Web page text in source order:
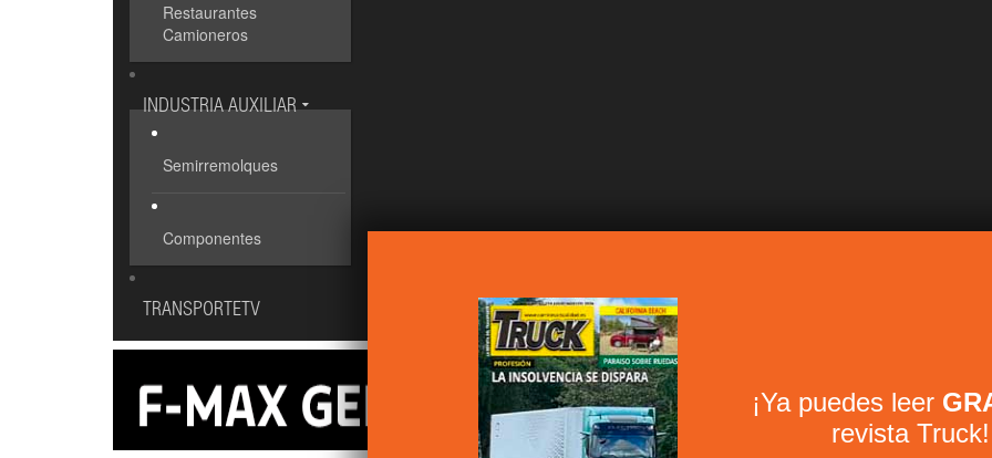
Restaurantes
Camioneros
INDUSTRIA AUXILIAR
Semirremolques
Componentes
TRANSPORTETV
¡Ya puedes leer
revista Truck!